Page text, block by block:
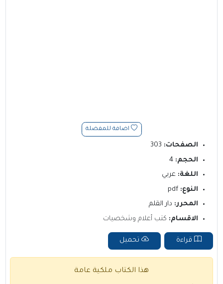
اضافة للمفضلة
الصفحات:
الحجم:
اللغة: عربي
النوع:
المحرر: دار القلم
الاقسام: كتب أعلام وشخصيات
قراءة تحميل
هذا الكتاب ملكية عامة